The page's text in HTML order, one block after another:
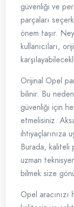
güvenliği ve
parçaları
önem taşır.
kullanıcıları,
Orijinal Opel
bilinir. Bu
güvenliği için
etmelisiniz.
ihtiyaçlarınıza
Burada, kaliteli
uzman
bilmek size
Opel